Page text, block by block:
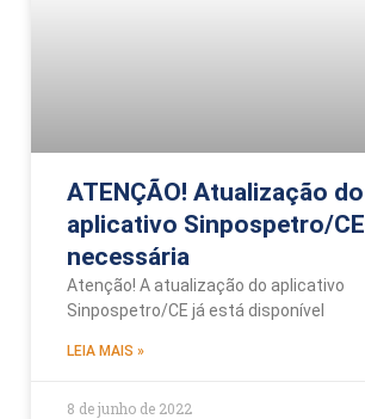
ATENÇÃO! Atualização do
aplicativo Sinpospetro/CE
necessária
Atenção! A atualização do aplicativo
Sinpospetro/CE já está disponível
LEIA MAIS »
8 de junho de 2022